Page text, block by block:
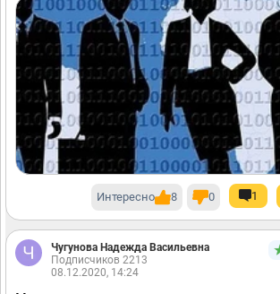
Интересно 8 0 1
Чугунова Надежда Васильевна
Подписчиков 2213
08.12.2020, 14:24